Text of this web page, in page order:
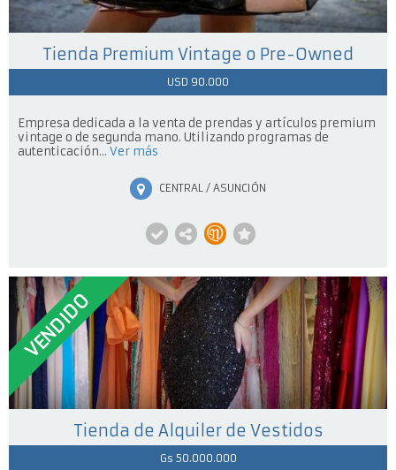
Tienda Premium Vintage o Pre-Owned
USD 90.000
Empresa dedicada a la venta de prendas y artículos premium
vintage o de segunda mano. Utilizando programas de
autenticación... Ver más
CENTRAL / ASUNCIÓN
VENDIDO
Tienda de Alquiler de Vestidos
Gs 50.000.000